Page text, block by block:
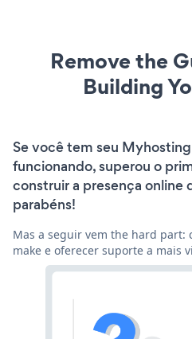
Remove the
Building
Se você tem seu
funcionando, superou o
construir a presença online
parabéns!
Mas a seguir vem the hard part:
make e oferecer suporte a mais